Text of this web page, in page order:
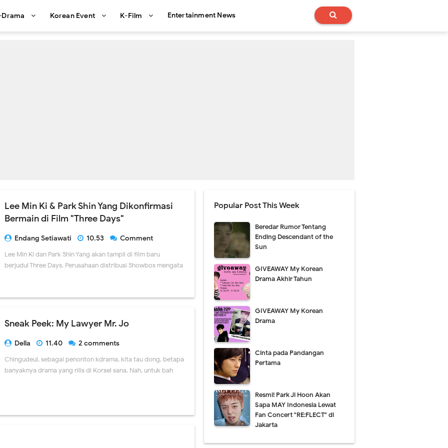
Drama Korean Event K-Film Entertainment News
Lee Min Ki & Park Shin Yang Dikonfirmasi
Bermain di Film "Three Days"
Endang Setiawati 10.53
Comment
Lee Min Ki dan Park Shin Yang akan tampil di film baru
berjudul Three Days. Perusahaan distribusi Showbox mengata
Sneak Peek: My Lawyer Mr. Jo
Della 11.40
2 comments
Chingudeul, sebagai penonton kdrama, kita tau dong, betapa
banyaknya drama yang rilis di Korsel sana. Nah, untuk bah
Popular Post This Week
Beredar Rumor Tentang
Ending Descendant of the
Sun
GIVEAWAY My Korean
Drama Akhir Tahun
GIVEAWAY My Korean
Drama
Cinta pada Pandangan
Pertama
Resmi! Park Ji Hoon Akan
Sapa MAY Indonesia Lewat
Fan Concert "RE:FLECT" di
Jakarta